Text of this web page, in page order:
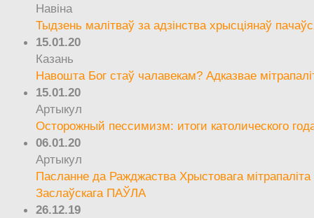
Навіна
Тыдзень малітваў за адзінства хрысціянаў
15.01.20
Казань
Навошта Бог стаў чалавекам? Адказвае
15.01.20
Артыкул
Осторожный пессимизм: итоги католического
06.01.20
Артыкул
Пасланне да Ражджаства Хрыстовага мітрапаліта
Заслаўскага ПАЎЛА
26.12.19